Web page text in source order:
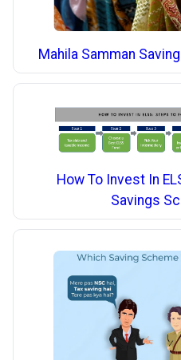
Mahila Samman
How To Invest In
Savings